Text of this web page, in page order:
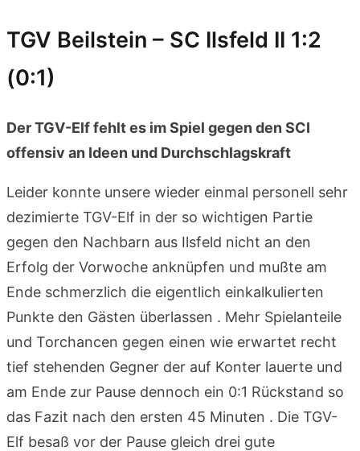
TGV Beilstein – SC Ilsfeld II 1:2
(0:1)
Der TGV-Elf fehlt es im Spiel gegen den SCI
offensiv an Ideen und Durchschlagskraft
Leider konnte unsere wieder einmal personell sehr
dezimierte TGV-Elf in der so wichtigen Partie
gegen den Nachbarn aus Ilsfeld nicht an den
Erfolg der Vorwoche anknüpfen und mußte am
Ende schmerzlich die eigentlich einkalkulierten
Punkte den Gästen überlassen . Mehr Spielanteile
und Torchancen gegen einen wie erwartet recht
tief stehenden Gegner der auf Konter lauerte und
am Ende zur Pause dennoch ein 0:1 Rückstand so
das Fazit nach den ersten 45 Minuten . Die TGV-
Elf besaß vor der Pause gleich drei gute